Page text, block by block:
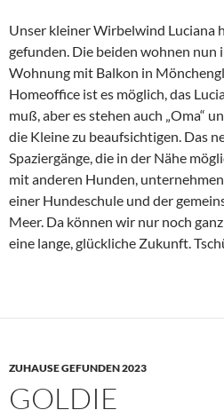
Unser kleiner Wirbelwind Luciana
gefunden. Die beiden wohnen nun
Wohnung mit Balkon in
Homeoffice ist es möglich, das
muß, aber es stehen auch „Oma“
die Kleine zu beaufsichtigen. Das
Spaziergänge, die in der Nähe
mit anderen Hunden,
einer Hundeschule und der
Meer. Da können wir nur noch
eine lange, glückliche Zukunft.
ZUHAUSE GEFUNDEN 2023
GOLDIE